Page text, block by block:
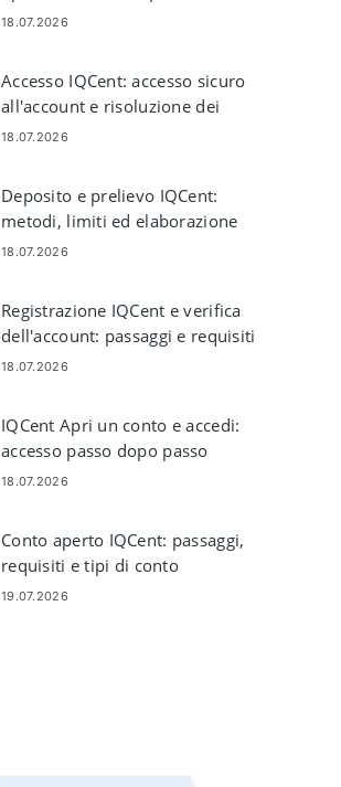
conto e trading
18.07.2026
Accesso IQCent: accesso sicuro
all'account e risoluzione dei
problemi
18.07.2026
Deposito e prelievo IQCent:
metodi, limiti ed elaborazione
18.07.2026
Registrazione IQCent e verifica
dell'account: passaggi e requisiti
18.07.2026
IQCent Apri un conto e accedi:
accesso passo dopo passo
18.07.2026
Conto aperto IQCent: passaggi,
requisiti e tipi di conto
19.07.2026